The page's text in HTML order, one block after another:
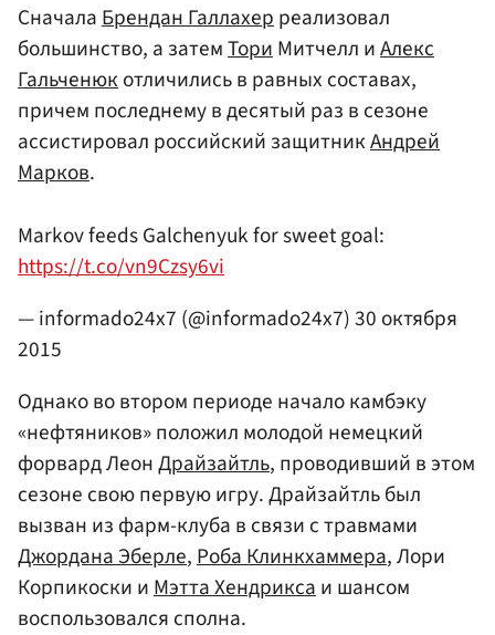
СначалаБрендан Галлахерреализовал
большинство, а затемТориМитчелл иАлекс
Гальченюкотличились в равных составах,
причем последнему в десятый раз в сезоне
ассистировал российский защитникАндрей
Марков.
Markov feeds Galchenyuk for sweet goal:
https://t.co/vn9Czsy6vi
— informado24x7 (@informado24x7)30 октября
2015
Однако во втором периоде начало камбэку
«нефтяников» положил молодой немецкий
форвард ЛеонДрайзайтль, проводивший в этом
сезоне свою первую игру. Драйзайтль был
вызван из фарм-клуба в связи с травмами
Джордана Эберле,Роба Клинкхаммера, Лори
Корпикоски иМэтта Хендриксаи шансом
воспользовался сполна.